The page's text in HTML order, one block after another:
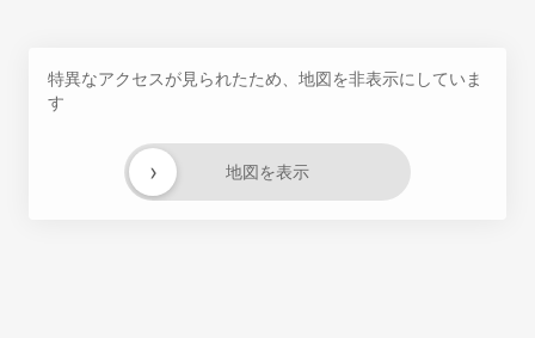
特異なアクセスが見られたため、地図を非表示にしていま
す
地図を表示
›